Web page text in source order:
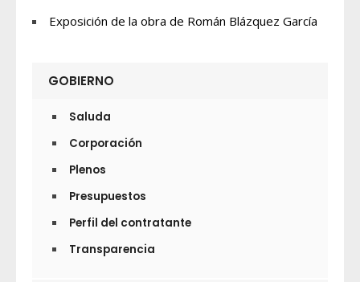
Exposición de la obra de Román Blázquez García
GOBIERNO
Saluda
Corporación
Plenos
Presupuestos
Perfil del contratante
Transparencia